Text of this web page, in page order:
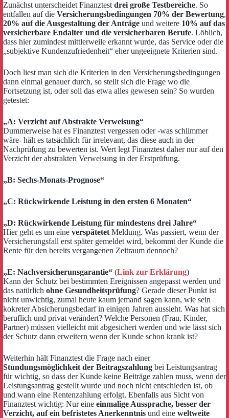
Zunächst unterscheidet Finanztest drei große Testbereiche. So
entfallen auf die Versicherungsbedingungen 70% der Bewertung,
20% auf die Ausgestaltung der Anträge und weitere 10% auf das
versicherbare Endalter und die versicherbaren Berufe. Löblich,
dass hier zumindest mittlerweile erkannt wurde, das Service oder die
„subjektive Kundenzufriedenheit“ eher ungeeignete Kriterien sind.
Doch liest man sich die Kriterien in den Versicherungsbedingungen
dann einmal genauer durch, so stellt sich die Frage wo die
Fortsetzung ist, oder soll das etwa alles gewesen sein? So wurden
getestet:
„A: Verzicht auf Abstrakte Verweisung“
Dummerweise hat es Finanztest vergessen oder -was schlimmer
wäre- hält es tatsächlich für irrelevant, das diese auch in der
Nachprüfung zu bewerten ist. Wert legt Finanztest daher nur auf den
Verzicht der abstrakten Verweisung in der Erstprüfung.
„B: Sechs-Monats-Prognose“
„C: Rückwirkende Leistung in den ersten 6 Monaten“
„D: Rückwirkende Leistung für mindestens drei Jahre“
Hier geht es um eine verspätetet Meldung. Was passiert, wenn der
Versicherungsfall erst später gemeldet wird, bekommt der Kunde die
Rente für den bereits vergangenen Zeitraum dennoch?
„E: Nachversicherunsgarantie“ (Link zur Erklärung)
Kann der Schutz bei bestimmten Ereignissen angepasst werden und
das natürlich ohne Gesundheitsprüfung? Gerade dieser Punkt ist
nicht unwichtig, zumal heute kaum jemand sagen kann, wie sein
kokreter Absicherungsbedarf in einigen Jahren aussieht. Was hat sich
beruflich und privat verändert? Welche Personen (Frau, Kinder,
Partner) müssen vielleicht mit abgesichert werden und wie lässt sich
der Schutz dann erweitern wenn der Kunde schon krank ist?
Weiterhin hält Finanztest die Frage nach einer
Stundungsmöglichkeit der Beitragszahlung bei Leistungsantrag
für wichtig, so dass der Kunde keine Beiträge zahlen muss, wenn der
Leistungsantrag gestellt wurde und noch nicht entschieden ist, ob
und wann eine Rentenzahlung erfolgt. Ebenfalls aus Sicht von
Finanztest wichtig: Nur eine einmalige Aussprache, besser der
Verzicht, auf ein befristetes Anerkenntnis und eine weltweite